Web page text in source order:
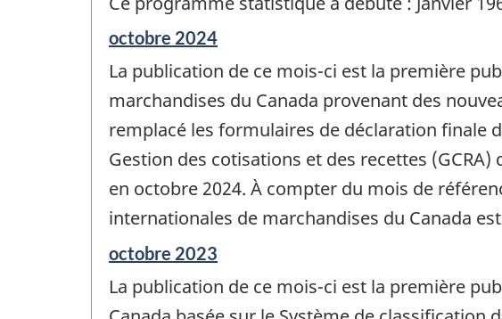
Période
référence
de
-
octobre 2024
La publication de ce mois-ci est la première
marchandises du Canada provenant des
remplacé les formulaires de déclaration finale
Gestion des cotisations et des recettes
en octobre 2024. À compter du mois de
internationales de marchandises du Canada
Période
référence
de
octobre 2023
La publication de ce mois-ci est la première